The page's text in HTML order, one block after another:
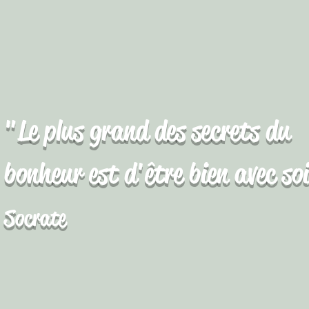
"Le plus grand des secrets du
bonheur est d'être bien avec
Socrate